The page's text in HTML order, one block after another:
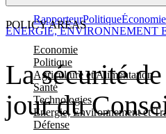
POLICY AREAS
Economie
Politique
Agriculture et Alimentation
Santé
Technologies
Energie, Environnement et
Défense
RapporteurPolitiqueÉconomie
La sécurité
jour du
ENERGIE, ENVIRONNEMENT